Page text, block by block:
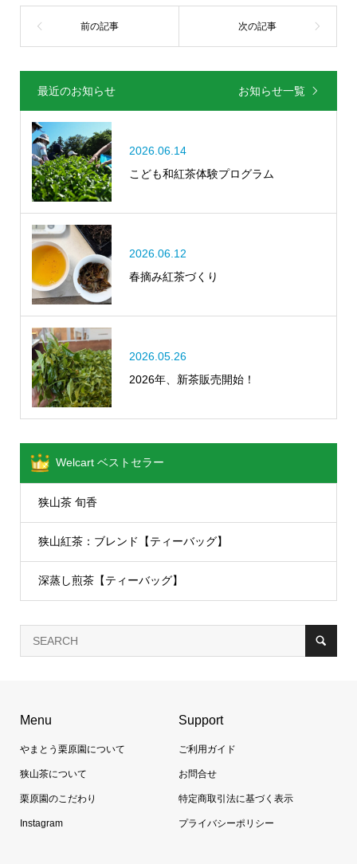
最近のお知らせ お知らせ一覧
2026.06.14
こども和紅茶体験プログラム
2026.06.12
春摘み紅茶づくり
2026.05.26
2026年、新茶販売開始！
Welcart ベストセラー
狭山茶 旬香
狭山紅茶：ブレンド【ティーバッグ】
深蒸し煎茶【ティーバッグ】
Menu
やまとう栗原園について
狭山茶について
栗原園のこだわり
Instagram
Support
ご利用ガイド
お問合せ
特定商取引法に基づく表示
プライバシーポリシー